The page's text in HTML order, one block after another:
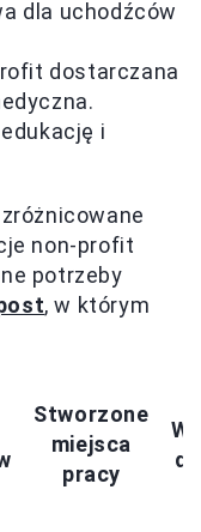
dla uchodźców
dostarczana
i
non-profit
potrzeby
, w którym
Stworzone
miejsca
pracy